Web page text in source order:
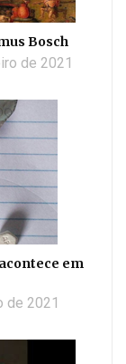
Bosch
de 2021
em
de 2021